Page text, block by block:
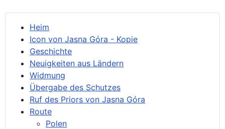
Heim
Icon von Jasna Góra - Kopie
Geschichte
Neuigkeiten aus Ländern
Widmung
Übergabe des Schutzes
Ruf des Priors von Jasna Góra
Route
Polen